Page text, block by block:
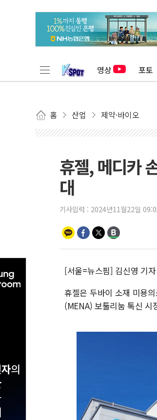
영상 포토
홈 산업 제약·바이오
휴젤, 메디카
대
기사입력 : 2024년11월22일
[서울=뉴스핌] 김신영 기
휴젤은 두바이 소재 미용
(MENA) 보툴리눔 톡신 시